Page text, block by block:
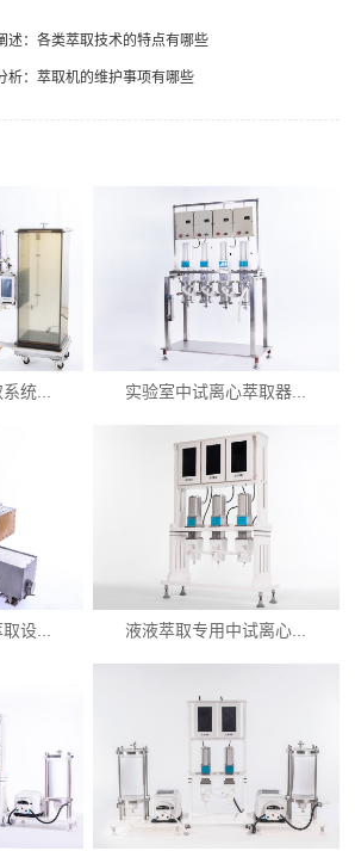
述：各类萃取技术的特点有哪些
析：萃取机的维护事项有哪些
统... 实验室中试离心萃取器...
设... 液液萃取专用中试离心...